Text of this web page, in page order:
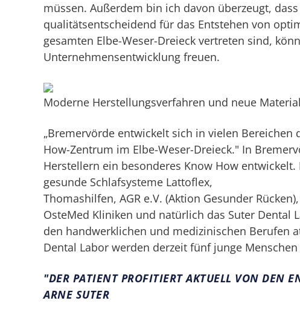
müssen. Außerdem bin ich davon überzeugt,
qualitätsentscheidend für das Entstehen von
gesamten Elbe-Weser-Dreieck vertreten sind,
Unternehmensentwicklung freuen.
Moderne Herstellungsverfahren und neue
„Bremervörde entwickelt sich in vielen
How-Zentrum im Elbe-Weser-Dreieck." In
Herstellern ein besonderes Know How
gesunde Schlafsysteme Lattoflex,
Thomashilfen, AGR e.V. (Aktion Gesunder
OsteMed Kliniken und natürlich das Suter Dental
den handwerklichen und medizinischen Berufen
Dental Labor werden derzeit fünf junge
"DER PATIENT PROFITIERT AKTUELL VON DEN
ARNE SUTER